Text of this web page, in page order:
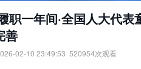
职一年间·全国人大代
善
02-10 23:49:53 520954次观看